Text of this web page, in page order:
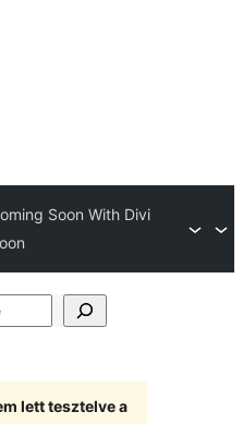
Soon With Divi
lett tesztelve a